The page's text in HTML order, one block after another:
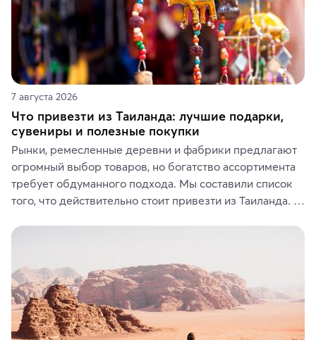
7 августа 2026
Что привезти из Таиланда: лучшие подарки,
сувениры и полезные покупки
Рынки, ремесленные деревни и фабрики предлагают
огромный выбор товаров, но богатство ассортимента
требует обдуманного подхода. Мы составили список
того, что действительно стоит привезти из Таиланда.
средства, одежду, украшения, предметы интерьера
где их купить.